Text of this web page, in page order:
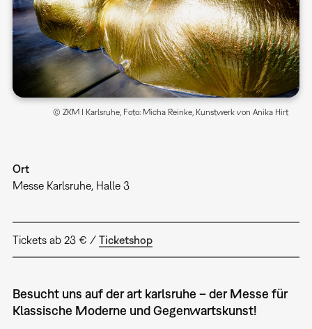
© ZKM I Karlsruhe, Foto: Micha Reinke, Kunstwerk von Anika Hirt
Ort
Messe Karlsruhe, Halle 3
Tickets ab 23 € / Ticketshop
Besucht uns auf der art karlsruhe – der Messe für
Klassische Moderne und Gegenwartskunst!